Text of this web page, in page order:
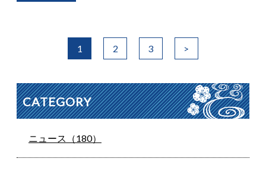
1 2 3 >
CATEGORY
ニュース（180）